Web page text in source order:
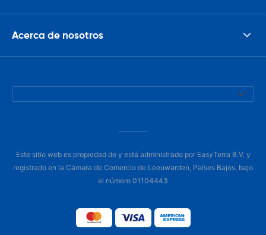
Acerca de nosotros
Este sitio web es propiedad de y está administrado por EasyTerra B.V. y
registrado en la Cámara de Comercio de Leeuwarden, Países Bajos, bajo
el número 01104443